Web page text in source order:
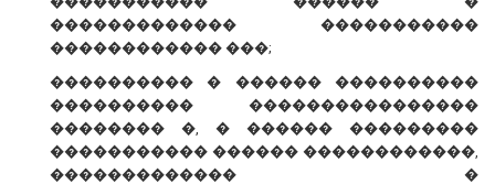
������������� �����������
������������ ���;
���������� � ������ ����������
���������� ����������������
�������� �, � ������ ���������
����������� ������ ������������,
������������� �